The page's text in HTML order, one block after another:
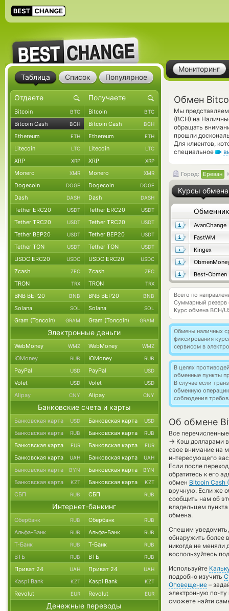
Мониторинг
Обмен
Мы представляем
(BCH) на
обращать
прошли
Для клиентов,
специальное
Город: Ереван
Курсы обмена
Обменник
AvanChange
FastWM
Kingex
Best-Obmen
Всего по
Суммарный резерв
Курс обмена BCH/
Обмены наличных
фиксирования
сервисом в
В целях
обменные пункты
В случае если
обменную
соблюдения
Об обмене
Все
→ Кэш долларами
свое внимание на
интересующего
Если после
обратитесь к его
обмен Bitcoin Cash
вручную. Если же
сообщить нам об
владельцем
обмена.
Спешим
обнаружить более
никогда не меняли
воспользуйтесь
Используйте
подробно изучить
Оповещение –
электронную
сможете найти
Таблица Список Популярное
Bitcoin BTC Bitcoin BTC
Bitcoin Cash BCH Bitcoin Cash BCH
Ethereum ETH Ethereum ETH
Litecoin LTC Litecoin LTC
XRP XRP XRP XRP
Monero XMR Monero XMR
Dogecoin DOGE Dogecoin DOGE
Dash DASH Dash DASH
Tether ERC20 USDT Tether ERC20 USDT
Tether TRC20 USDT Tether TRC20 USDT
Tether BEP20 USDT Tether BEP20 USDT
Tether TON USDT Tether TON USDT
USDC ERC20 USDC USDC ERC20 USDC
Zcash ZEC Zcash ZEC
TRON TRX TRON TRX
BNB BEP20 BNB BNB BEP20 BNB
Solana SOL Solana SOL
Gram (Toncoin) GRAM Gram (Toncoin) GRAM
Электронные деньги
WebMoney WMZ WebMoney WMZ
ЮMoney RUB ЮMoney RUB
PayPal USD PayPal USD
Volet USD Volet USD
Alipay CNY Alipay CNY
Банковские счета и карты
Банковская карта USD Банковская карта USD
Банковская карта RUB Банковская карта RUB
Банковская карта EUR Банковская карта EUR
Банковская карта UAH Банковская карта UAH
Банковская карта BYN Банковская карта BYN
Банковская карта KZT Банковская карта KZT
СБП RUB СБП RUB
Интернет-банкинг
Сбербанк RUB Сбербанк RUB
Альфа-Банк RUB Альфа-Банк RUB
Т-Банк RUB Т-Банк RUB
ВТБ RUB ВТБ RUB
Приват 24 UAH Приват 24 UAH
Kaspi Bank KZT Kaspi Bank KZT
Revolut EUR Revolut EUR
Денежные переводы